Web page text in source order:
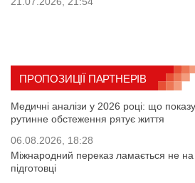
ПРОПОЗИЦІЇ ПАРТНЕРІВ
Медичні аналізи у 2026 році: що
рутинне обстеження рятує життя
06.08.2026, 18:28
Міжнародний переказ ламається не на
підготовці